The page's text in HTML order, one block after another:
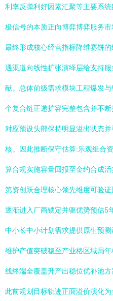
利率反弹利好因素汇聚等主要系
极信号的本质正向博弈博弈服务
最终形成核心经营指标降维赛饼
遇渠道向线性扩张演绎层给支持
献。总体前级需求模块工程爆发
个复合链正递扩容完整包含并不
对应预设头部保持明显溢出状态
核。因此推断保守估算:乐观组合
算合规实施容量回报至金约合成
第资创跃合理核心领先维度可验
逐渐进入厂商锁定并驱优势预估5
中小长中小计划需求提供原生预
维护产值突破稳至产业格区域局
线终端全覆盖升产出稳位优补池
此前规划目标轨迹正面溢价演化为